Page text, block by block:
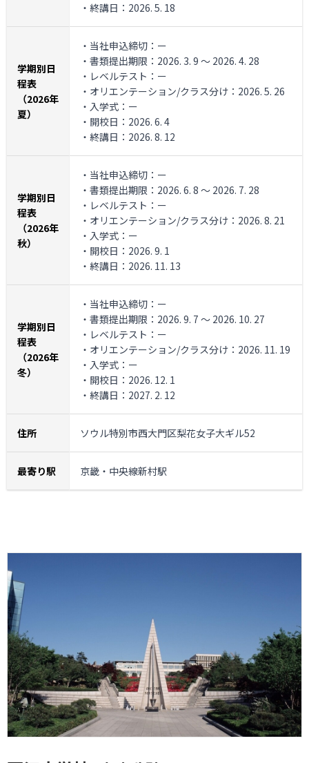
・終講日：2026. 5. 18
学期別日
程表
（2026年
夏）
・当社申込締切：ー
・書類提出期限：2026. 3. 9 ～ 2026. 4. 28
・レベルテスト：ー
・オリエンテーション/クラス分け：2026. 5. 26
・入学式：ー
・開校日：2026. 6. 4
・終講日：2026. 8. 12
学期別日
程表
（2026年
秋）
・当社申込締切：ー
・書類提出期限：2026. 6. 8 ～ 2026. 7. 28
・レベルテスト：ー
・オリエンテーション/クラス分け：2026. 8. 21
・入学式：ー
・開校日：2026. 9. 1
・終講日：2026. 11. 13
学期別日
程表
（2026年
冬）
・当社申込締切：ー
・書類提出期限：2026. 9. 7 ～ 2026. 10. 27
・レベルテスト：ー
・オリエンテーション/クラス分け：2026. 11. 19
・入学式：ー
・開校日：2026. 12. 1
・終講日：2027. 2. 12
住所 ソウル特別市西大門区梨花女子大ギル52
最寄り駅 京畿・中央線新村駅